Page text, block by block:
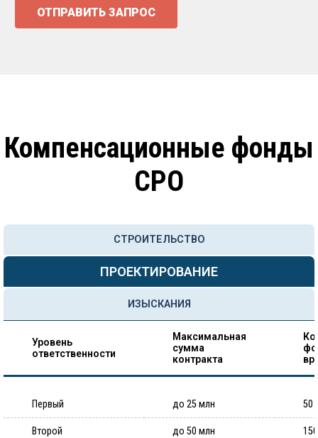
ОТПРАВИТЬ ЗАПРОС
Компенсационные фонды
СРО
СТРОИТЕЛЬСТВО
ПРОЕКТИРОВАНИЕ
ИЗЫСКАНИЯ
Уровень
ответственности
Максимальная
сумма
контракта
Первый до 25 млн 50
Второй до 50 млн